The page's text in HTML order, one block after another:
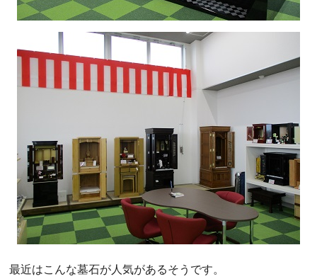
最近はこんな墓石が人気があるそうです。